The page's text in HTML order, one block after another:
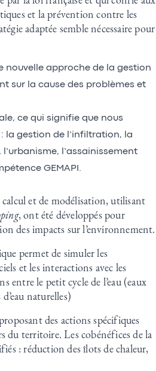
et la prévention contre les
adaptée semble nécessaire pour
nouvelle approche de la gestion
sur la cause des problèmes et
ce qui signifie que nous
la gestion de l’infiltration, la
l’assainissement
GEMAPI.
et de modélisation, utilisant
, ont été développés pour
des impacts sur l’environnement.
permet de simuler les
et les interactions avec les
entre le petit cycle de l’eau (eaux
naturelles)
des actions spécifiques
du territoire. Les cobénéfices de la
: réduction des îlots de chaleur,